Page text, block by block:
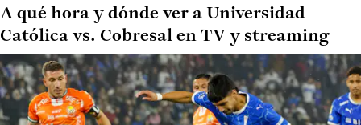
A qué hora y dónde ver a Universidad
Católica vs. Cobresal en TV y streaming